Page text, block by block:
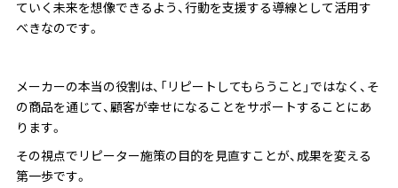
ていく未来を想像できるよう、行動を支援する導線として活用す
べきなのです。
メーカーの本当の役割は、「リピートしてもらうこと」ではなく、そ
の商品を通じて、顧客が幸せになることをサポートすることにあ
ります。
その視点でリピーター施策の目的を見直すことが、成果を変える
第一歩です。